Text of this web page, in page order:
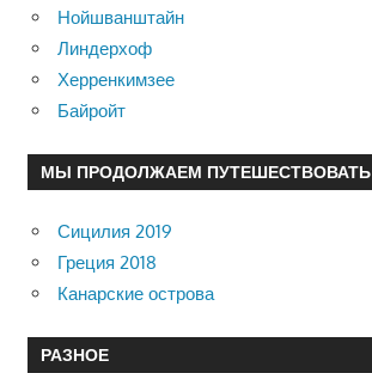
Нойшванштайн
Линдерхоф
Херренкимзее
Байройт
МЫ ПРОДОЛЖАЕМ ПУТЕШЕСТВОВАТЬ
Сицилия 2019
Греция 2018
Канарские острова
РАЗНОЕ